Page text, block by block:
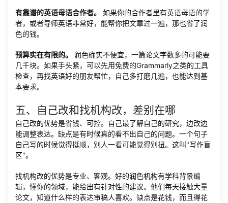
有靠谱的英语母语合作者。
如果你的合作者里有英语母语的学
者，或者导师英语非常好，能帮你把文章过一遍，那也省了润
色的钱。
预算实在有限的。
润色确实不便宜，一篇论文字数多的可能要
几千块。如果手头紧，可以先用免费的Grammarly之类的工具
检查，再找英语好的朋友帮忙，自己多打磨几遍，也能达到基
本要求。
五、自己改和找机构改，差别在哪
自己改的优势是省钱、可控。自己最了解自己的研究，边改边
能调整表达。缺点是有时候真的看不出自己的问题。一个句子
自己写的时候觉得挺顺，别人一看可能觉得别扭。这叫"写作盲
区"。
找机构改的优势是专业、客观。好的润色机构有学科背景编
辑，懂你的领域，能给出有针对性的建议。他们每天接触大量
论文，知道什么样的表达审稿人喜欢。缺点是花钱，而且得花